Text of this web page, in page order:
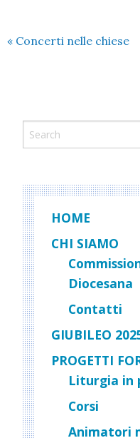
« Concerti nelle chiese
HOME
CHI SIAMO
Diocesana
Contatti
GIUBILEO
PROGETTI
Liturgia in
Corsi
Animatori